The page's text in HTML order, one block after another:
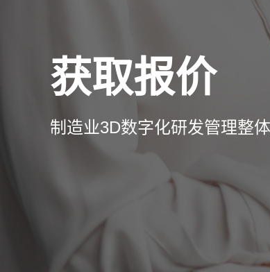
获取报价
制造业3D数字化研发管理整